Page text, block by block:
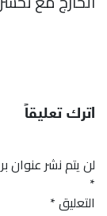
اترك تعليقاً
لن يتم نشر عنوان
*
التعليق*